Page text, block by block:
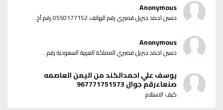
Anonymous
حسين احمد جبريل قصيري رقم الهاتف 0550177152 رقم آخ...
Anonymous
حسين احمد جبريل قصيري المملكة العربية السعودية رقم...
يوسف علي احمدالكند من اليمن العاصمه
صنعاءرقم جوال 967771751573
كيف الاستلام